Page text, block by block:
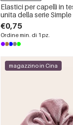
Elastici per capelli in
unita della serie
giorni
€0,75
Ordine min. di 1 pz.
magazzino in Cina